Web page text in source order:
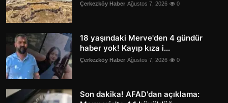
Çerkezköy Haber Ağustos 7, 2026 0
18 yaşındaki Merve'den 4 gündür
haber yok! Kayıp kıza i...
Çerkezköy Haber Ağustos 7, 2026 0
Son dakika! AFAD'dan açıklama: